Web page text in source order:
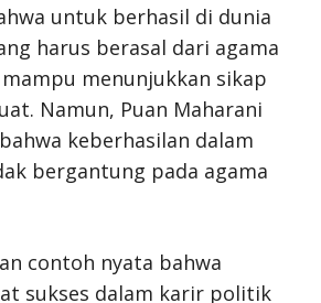
untuk berhasil di dunia
harus berasal dari agama
menunjukkan sikap
Namun, Puan Maharani
keberhasilan dalam
bergantung pada agama
contoh nyata bahwa
sukses dalam karir politik